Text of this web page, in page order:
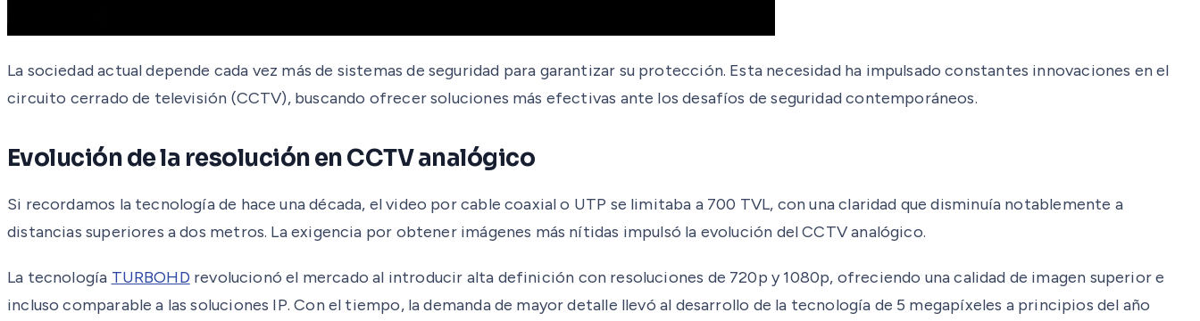
La sociedad actual depende cada vez más de sistemas de seguridad para garantizar su protección. Esta necesidad ha impulsado constantes innovaciones en el
circuito cerrado de televisión (CCTV), buscando ofrecer soluciones más efectivas ante los desafíos de seguridad contemporáneos.
Evolución de la resolución en CCTV analógico
Si recordamos la tecnología de hace una década, el video por cable coaxial o UTP se limitaba a 700 TVL, con una claridad que disminuía notablemente a
distancias superiores a dos metros. La exigencia por obtener imágenes más nítidas impulsó la evolución del CCTV analógico.
La tecnología TURBOHD revolucionó el mercado al introducir alta definición con resoluciones de 720p y 1080p, ofreciendo una calidad de imagen superior e
incluso comparable a las soluciones IP. Con el tiempo, la demanda de mayor detalle llevó al desarrollo de la tecnología de 5 megapíxeles a principios del año